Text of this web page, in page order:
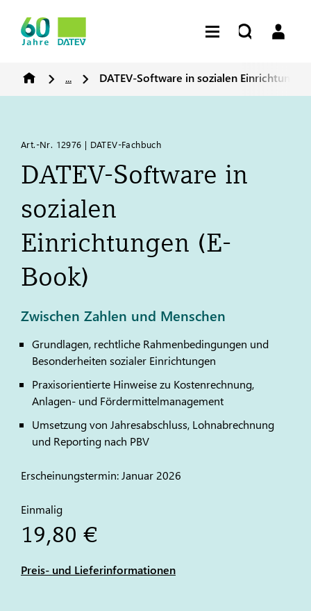
... DATEV-Software in sozialen
Art.-Nr. 12976 | DATEV-Fachbuch
DATEV-Software in
sozialen
Einrichtungen (E-
Book)
Zwischen Zahlen und Menschen
Grundlagen, rechtliche Rahmenbedingungen und
Besonderheiten sozialer Einrichtungen
Praxisorientierte Hinweise zu Kostenrechnung,
Anlagen- und Fördermittelmanagement
Umsetzung von Jahresabschluss, Lohnabrechnung
und Reporting nach PBV
Erscheinungstermin: Januar 2026
Einmalig
19,80 €
Preis- und Lieferinformationen